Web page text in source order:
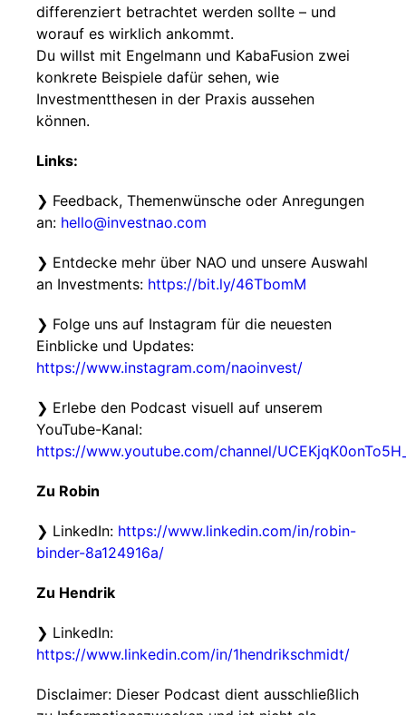
differenziert betrachtet werden sollte – und
worauf es wirklich ankommt.
Du willst mit Engelmann und KabaFusion zwei
konkrete Beispiele dafür sehen, wie
Investmentthesen in der Praxis aussehen
können.
Links:
❯ Feedback, Themenwünsche oder Anregungen
an: hello@investnao.com
❯ Entdecke mehr über NAO und unsere Auswahl
an Investments: https://bit.ly/46TbomM
❯ Folge uns auf Instagram für die neuesten
Einblicke und Updates:
https://www.instagram.com/naoinvest/
❯ Erlebe den Podcast visuell auf unserem
YouTube-Kanal:
https://www.youtube.com/channel/
Zu Robin
❯ LinkedIn: https://www.linkedin.com/in/robin-
binder-8a124916a/
Zu Hendrik
❯ LinkedIn:
https://www.linkedin.com/in/1hendrikschmidt/
Disclaimer: Dieser Podcast dient ausschließlich